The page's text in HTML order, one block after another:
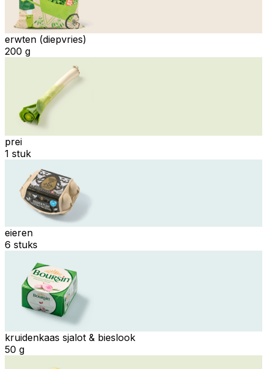
erwten (diepvries)
200 g
prei
1 stuk
eieren
6 stuks
kruidenkaas sjalot & bieslook
50 g